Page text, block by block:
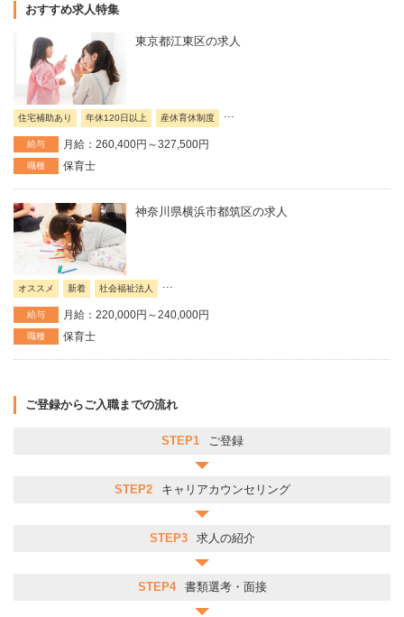
おすすめ求人特集
東京都江東区の求人
住宅補助あり 年休120日以上 産休育休制度 ...
給与 月給：260,400円～327,500円
職種 保育士
神奈川県横浜市都筑区の求人
オススメ 新着 社会福祉法人 ...
給与 月給：220,000円～240,000円
職種 保育士
ご登録からご入職までの流れ
STEP1 ご登録
STEP2 キャリアカウンセリング
STEP3 求人の紹介
STEP4 書類選考・面接